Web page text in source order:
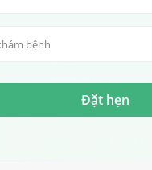
Đặt hẹn